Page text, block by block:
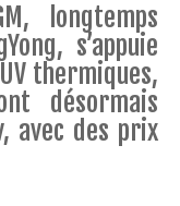
longtemps
s’appuie
thermiques,
désormais
avec des prix